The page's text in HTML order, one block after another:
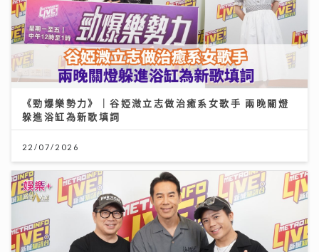
《勁爆樂勢力》｜谷婭溦立志做治癒系女歌手 兩晚關燈
躲進浴缸為新歌填詞
22/07/2026